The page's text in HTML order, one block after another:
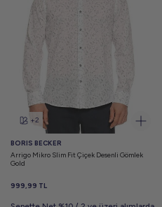
+2
BORIS BECKER
Arrigo Mikro Slim Fit Çiçek Desenli Gömlek
Gold
999,99 TL